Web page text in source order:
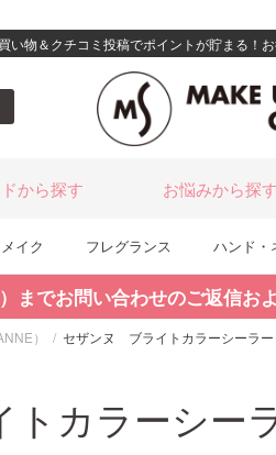
い物＆クチコミ投稿でポイントが貯まる！
から探す お悩みから探す
メイク フレグランス ハンド・
までお問い合わせのご返信お
） セザンヌ ブライトカラーシーラー
カラーシー